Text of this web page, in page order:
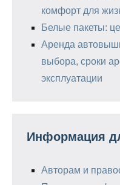
комфорт для
Белые пакеты:
Аренда
выбора, сроки
эксплуатации
Информация
Авторам и